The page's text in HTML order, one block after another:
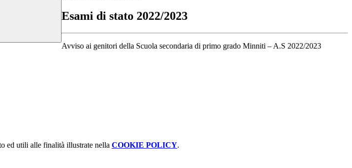
Esami di stato 2022/2023
Avviso ai genitori della Scuola secondaria di primo grado Minniti – A.S 2022/2023
ed utili alle finalità illustrate nella COOKIE POLICY.